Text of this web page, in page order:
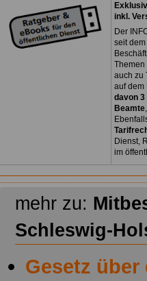
inkl.
Der
seit
Themen
auch zu
auf dem
davon 3
Beamte
Dienst,
im
mehr zu:
Schleswig-
Gesetz